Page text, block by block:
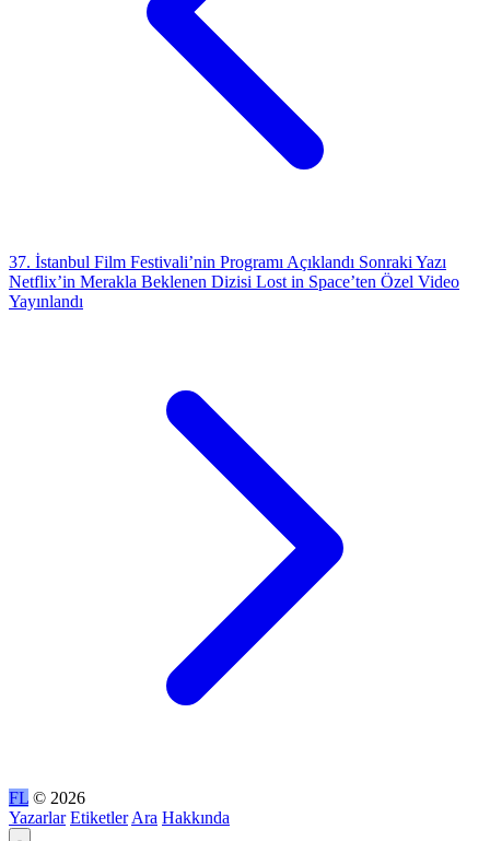
37. İstanbul Film Festivali’nin Programı Açıklandı Sonraki Yazı
Netflix’in Merakla Beklenen Dizisi Lost in Space’ten Özel Video
Yayınlandı
FL © 2026
Yazarlar Etiketler Ara Hakkında